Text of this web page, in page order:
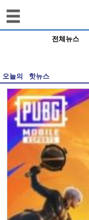
전체뉴스
오늘의 핫뉴스